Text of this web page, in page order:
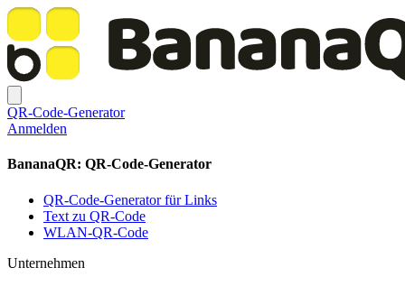
QR-Code-Generator
Anmelden
BananaQR: QR-Code-Generator
QR-Code-Generator für Links
Text zu QR-Code
WLAN-QR-Code
Unternehmen